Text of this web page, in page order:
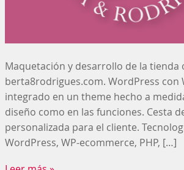
Maquetación y desarrollo de la tienda
berta8rodrigues.com. WordPress con
integrado en un theme hecho a
diseño como en las funciones. Cesta
personalizada para el cliente.
WordPress, WP-ecommerce, PHP, […]